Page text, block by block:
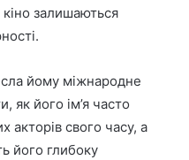
кіно залишаються
йому міжнародне
як його ім’я часто
акторів свого часу, а
його глибоку